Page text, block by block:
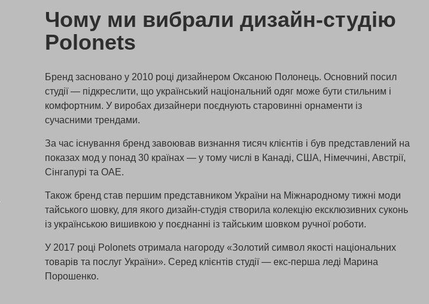
Чому ми вибрали дизайн-студію
Polonets
Бренд засновано у 2010 році дизайнером Оксаною Полонець. Основний посил
студії — підкреслити, що український національний одяг може бути стильним і
комфортним. У виробах дизайнери поєднують старовинні орнаменти із
сучасними трендами.
За час існування бренд завоював визнання тисяч клієнтів і був представлений на
показах мод у понад 30 країнах — у тому числі в Канаді, США, Німеччині, Австрії,
Сінгапурі та ОАЕ.
Також бренд став першим представником України на Міжнародному тижні моди
тайського шовку, для якого дизайн-студія створила колекцію ексклюзивних суконь
із українською вишивкою у поєднанні із тайським шовком ручної роботи.
У 2017 році Polonets отримала нагороду «Золотий символ якості національних
товарів та послуг України». Серед клієнтів студії — екс-перша леді Марина
Порошенко.